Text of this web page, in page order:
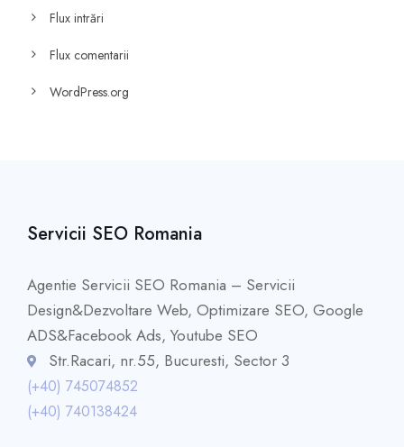
Flux intrări
Flux comentarii
WordPress.org
Servicii SEO Romania
Agentie Servicii SEO Romania – Servicii
Design&Dezvoltare Web, Optimizare SEO, Google
ADS&Facebook Ads, Youtube SEO
Str.Racari, nr.55, Bucuresti, Sector 3
(+40) 745074852
(+40) 740138424